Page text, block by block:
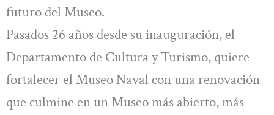
futuro del Museo.
Pasados 26 años desde su inauguración, el
Departamento de Cultura y Turismo, quiere
fortalecer el Museo Naval con una renovación
que culmine en un Museo más abierto, más